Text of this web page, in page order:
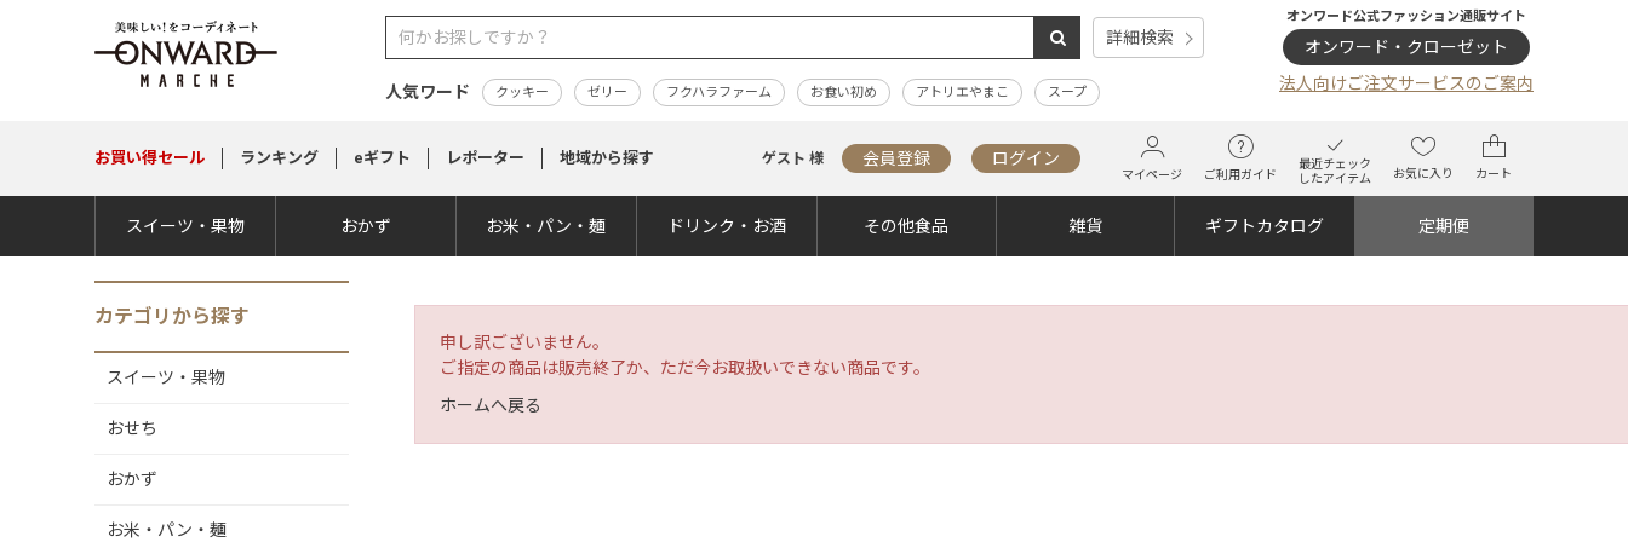
詳細検索
人気ワード クッキー ゼリー フクハラファーム お食い初め アトリエやまこ スープ
オンワード公式ファッション通販サイト
オンワード・クローゼット
法人向けご注文サービスのご案内
お買い得セール ランキング eギフト レポーター 地域から探す ゲスト 様 会員登録 ログイン
マイページ ご利用ガイド
最近チェック
したアイテム
お気に入り カート
スイーツ・果物 おかず お米・パン・麺 ドリンク・お酒 その他食品 雑貨 ギフトカタログ 定期便
カテゴリから探す
スイーツ・果物
おせち
おかず
お米・パン・麺
申し訳ございません。
ご指定の商品は販売終了か、ただ今お取扱いできない商品です。
ホームへ戻る